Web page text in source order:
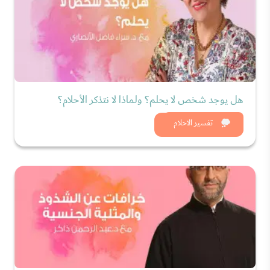
تفسير الاحلام
هل يوجد شخص لا يحلم؟ ولماذا لا نتذكر الأحلام؟
شاهد الان